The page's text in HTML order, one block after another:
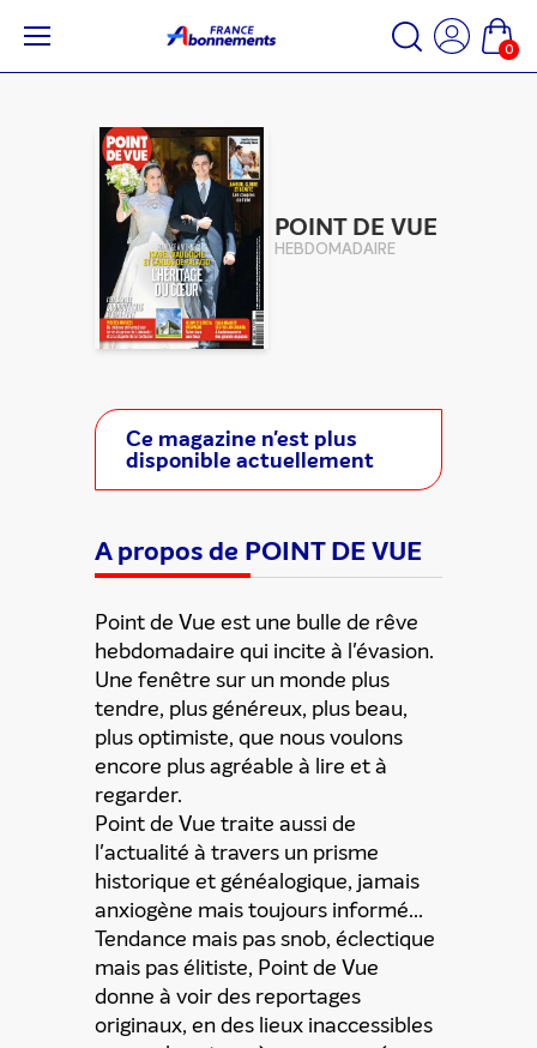
0
POINT DE VUE
HEBDOMADAIRE
Ce magazine n'est plus
disponible actuellement
A propos de POINT DE VUE
Point de Vue est une bulle de rêve
hebdomadaire qui incite à l'évasion.
Une fenêtre sur un monde plus
tendre, plus généreux, plus beau,
plus optimiste, que nous voulons
encore plus agréable à lire et à
regarder.
Point de Vue traite aussi de
l'actualité à travers un prisme
historique et généalogique, jamais
anxiogène mais toujours informé...
Tendance mais pas snob, éclectique
mais pas élitiste, Point de Vue
donne à voir des reportages
originaux, en des lieux inaccessibles